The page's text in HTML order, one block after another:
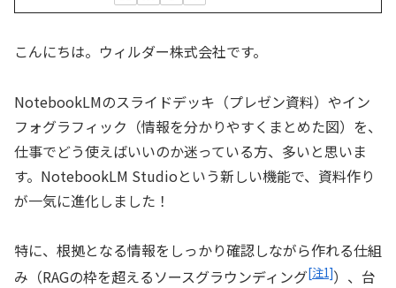
こんにちは。ウィルダー株式会社です。
NotebookLMのスライドデッキ（プレゼン資料）やイン
フォグラフィック（情報を分かりやすくまとめた図）を、
仕事でどう使えばいいのか迷っている方、多いと思いま
す。NotebookLM Studioという新しい機能で、資料作り
が一気に進化しました！
特に、根拠となる情報をしっかり確認しながら作れる仕組
み（RAGの枠を超えるソースグラウンディング[注1]）、台